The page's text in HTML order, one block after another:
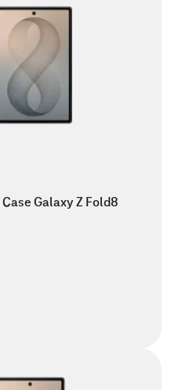
Galaxy Z Fold8